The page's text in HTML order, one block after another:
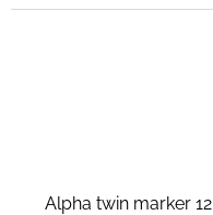
Alpha twin marker 12